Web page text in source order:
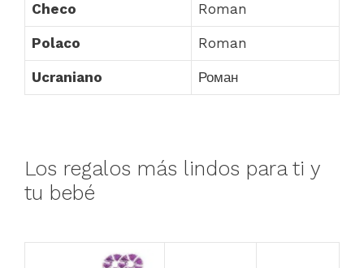
Checo Roman
Polaco Roman
Ucraniano Роман
Los regalos más lindos para ti y
tu bebé